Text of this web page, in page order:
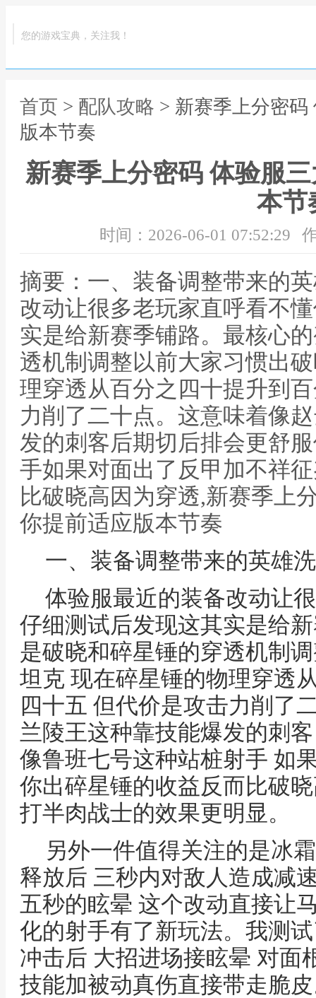
您的游戏宝典，关注我！
首页 > 配队攻略 > 新赛季上分密
版本节奏
新赛季上分密码 体验服
本节
时间：2026-06-01 07:52:29
摘要：一、装备调整带来的
改动让很多老玩家直呼看不
实是给新赛季铺路。最核心
透机制调整以前大家习惯出
理穿透从百分之四十提升到
力削了二十点。这意味着像
发的刺客后期切后排会更舒
手如果对面出了反甲加不祥
比破晓高因为穿透,新赛季上
你提前适应版本节奏
一、装备调整带来的英雄
体验服最近的装备改动让
仔细测试后发现这其实是给
是破晓和碎星锤的穿透机制
坦克 现在碎星锤的物理穿透
四十五 但代价是攻击力削了
兰陵王这种靠技能爆发的刺
像鲁班七号这种站桩射手 如
你出碎星锤的收益反而比破
打半肉战士的效果更明显。
另外一件值得关注的是冰
释放后 三秒内对敌人造成减
五秒的眩晕 这个改动直接让
化的射手有了新玩法。我测
冲击后 大招进场接眩晕 对面
技能加被动真伤直接带走脆